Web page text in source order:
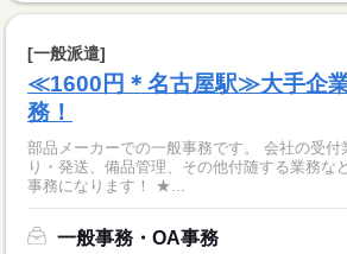
[一般派遣]
≪1600円＊名古屋駅≫大手企
務！
部品メーカーでの一般事務です。 会社の受付
り・発送、備品管理、その他付随する業務な
事務になります！ ★...
一般事務・OA事務